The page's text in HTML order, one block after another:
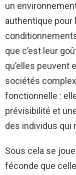
un
authentique pour
que c’est leur
qu’elles peuvent
sociétés
fonctionnelle :
prévisibilité et
des individus qui
Sous cela se
féconde que